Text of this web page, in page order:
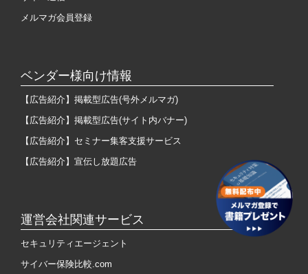
メルマガ会員登録
ベンダー様向け情報
【広告紹介】掲載型広告(号外メルマガ)
【広告紹介】掲載型広告(サイト内バナー)
【広告紹介】セミナー集客支援サービス
【広告紹介】宣伝し放題広告
運営会社関連サービス
セキュリティエージェント
サイバー保険比較.com